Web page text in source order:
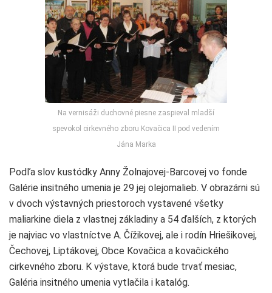
Na vernisáži duchovné piesne zaspieval mladší
spevokol cirkevného zboru Kovačica II pod vedením
Jána Marka
Podľa slov kustódky Anny Žolnajovej-Barcovej vo fonde
Galérie insitného umenia je 29 jej olejomalieb. V obrazárni sú
v dvoch výstavných priestoroch vystavené všetky
maliarkine diela z vlastnej základiny a 54 ďalších, z ktorých
je najviac vo vlastníctve A. Čížikovej, ale i rodín Hriešikovej,
Čechovej, Liptákovej, Obce Kovačica a kovačického
cirkevného zboru. K výstave, ktorá bude trvať mesiac,
Galéria insitného umenia vytlačila i katalóg.